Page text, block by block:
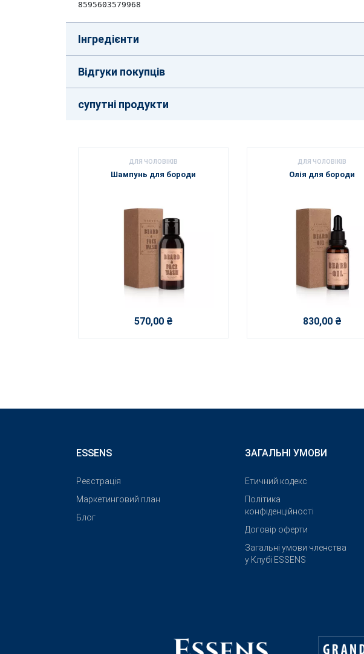
8595603579968
Інгредієнти
Відгуки покупців
супутні продукти
ДЛЯ ЧОЛОВІКІВ
Шампунь для бороди
570,00 ₴
ДЛЯ ЧОЛОВІКІВ
Олія для бороди
830,00 ₴
ESSENS
Реєстрація
Маркетинговий план
Блог
ЗАГАЛЬНІ УМОВИ
Етичний кодекс
Політика
конфіденційності
Договір оферти
Загальні умови членства
у Клубі ESSENS